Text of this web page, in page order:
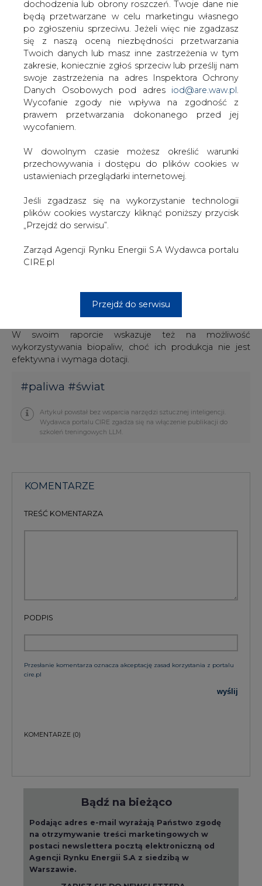
Twoich danych lub masz inne zastrzeżenia w tym
zakresie, koniecznie zgłoś sprzeciw lub prześlij nam
swoje zastrzeżenia na adres Inspektora Ochrony
Danych Osobowych pod adresiod@are.waw.pl.
Wycofanie zgody nie wpływa na zgodność z
prawem przetwarzania dokonanego przed jej
wycofaniem.
W dowolnym czasie możesz określić warunki
przechowywania i dostępu do plików cookies w
ustawieniach przeglądarki internetowej.
Jeśli zgadzasz się na wykorzystanie technologii
plików cookies wystarczy kliknąć poniższy przycisk
„Przejdź do serwisu”.
Zarząd Agencji Rynku Energii S.A Wydawca portalu
CIRE.pl
Przejdź do serwisu
Tymczasem w najbliższych latach nastąpi spadek
wydobycia ropy i gazu na Morzu Północnym oraz w USA.
To spowoduje, że coraz ważniejszą rolę na rynku jako
dostawcy odgrywać będzie kilka krajów z niepewnych
politycznie i niestabilnych regionów świata, jak Iran, Irak i
Arabia Saudyjska. Wzrośnie znaczenie organizacji OPEC,
która teraz dostarcza około 40 proc. potrzebnej światu
ropy, a za kilkanaście lat - już połowę. - To te państwa
będą decydować, jak dużo surowca trafi na rynek, co przy
sztywnym i wysokim popycie na świecie jest bardzo
Wzrost zapotrzebowania na surowce, takie jak ropa i gaz,
nie będzie tak duży, a obawy o bezpieczeństwo ich
bardziej efektywnie wykorzystywana, a samochody i
sprzęt, jakiego używamy na co dzień, bardziej
energooszczędne.
Agencja promuje zatem produkcję energii ze źródeł
odnawialnych - słońca, wody, wiatru, biomasy, gdy - jak
wykorzystywania biopaliw, choć ich produkcja nie jest
efektywna i wymaga dotacji.
paliwa #świat
Artykuł powstał bez wsparcia narzędzi sztucznej inteligencji.
szkoleń treningowych LLM.
KOMENTARZE
Przesłanie komentarza oznacza akceptację zasad korzystania z portalu
Podając adres e-mail wyrażają Państwo zgodę
na otrzymywanie treści marketingowych w
postaci newslettera pocztą elektroniczną od
Agencji Rynku Energii S.A z siedzibą w
Warszawie.
ZAPISZ SIĘ DO NEWSLETTERA